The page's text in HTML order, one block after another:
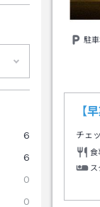
6
6
0
0
駐
【
チェ
食